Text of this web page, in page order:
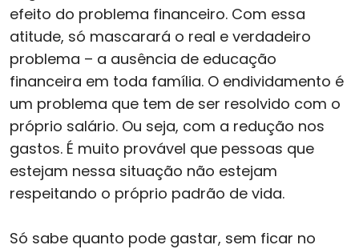
efeito do problema financeiro. Com essa
atitude, só mascarará o real e verdadeiro
problema – a ausência de educação
financeira em toda família. O endividamento é
um problema que tem de ser resolvido com o
próprio salário. Ou seja, com a redução nos
gastos. É muito provável que pessoas que
estejam nessa situação não estejam
respeitando o próprio padrão de vida.
Só sabe quanto pode gastar, sem ficar no